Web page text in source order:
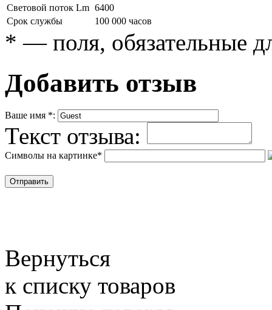
Световой поток Lm 6400
Срок службы
100 000 часов
* — поля, обязательные
Добавить отзыв
Ваше имя *:
Текст отзыва:
Символы на картинке*
Вернуться
к списку товаров